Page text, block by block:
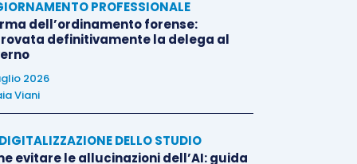
PROFESSIONALE
dell’ordinamento forense:
definitivamente la delega al
2026
Viani
DELLO STUDIO
evitare le allucinazioni dell’AI: guida